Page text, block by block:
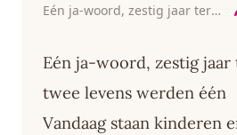
Eén ja-woord, zestig jaar terug
Eén ja-woord, zestig jaar
twee levens werden één
Vandaag staan kinderen